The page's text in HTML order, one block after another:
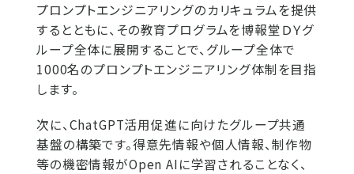
プロンプトエンジニアリングのカリキュラムを提供
するとともに、その教育プログラムを博報堂ＤＹグ
ループ全体に展開することで、グループ全体で
1000名のプロンプトエンジニアリング体制を目指
します。
次に、ChatGPT活用促進に向けたグループ共通
基盤の構築です。得意先情報や個人情報、制作物
等の機密情報がOpen AIに学習されることなく、